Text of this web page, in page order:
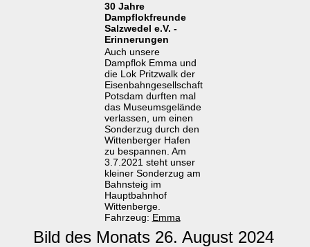
30 Jahre
Dampflokfreunde
Salzwedel e.V. -
Erinnerungen
Auch unsere
Dampflok Emma und
die Lok Pritzwalk der
Eisenbahngesellschaft
Potsdam durften mal
das Museumsgelände
verlassen, um einen
Sonderzug durch den
Wittenberger Hafen
zu bespannen. Am
3.7.2021 steht unser
kleiner Sonderzug am
Bahnsteig im
Hauptbahnhof
Wittenberge.
Fahrzeug: Emma
Bild des Monats 26. August 2024